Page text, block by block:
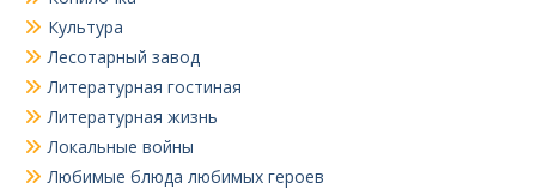
Культура
Лесотарный завод
Литературная гостиная
Литературная жизнь
Локальные войны
Любимые блюда любимых героев